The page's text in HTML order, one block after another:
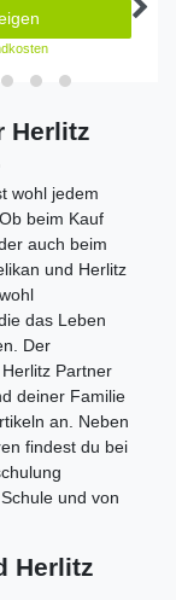
Herlitz
wohl jedem
beim Kauf
auch beim
und Herlitz
das Leben
Der
Partner
deiner Familie
an. Neben
findest du bei
und von
Herlitz